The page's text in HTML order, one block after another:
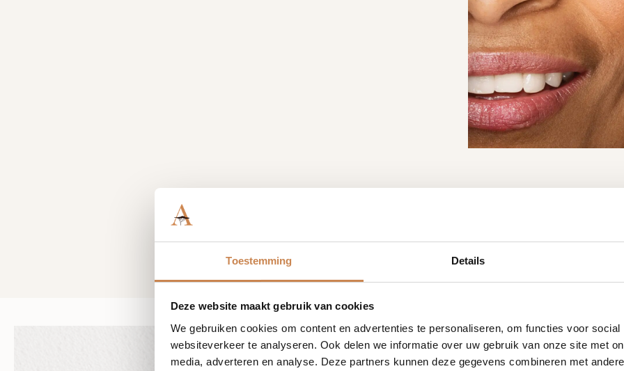
Toestemming Details
Deze website maakt gebruik van cookies
We gebruiken cookies om content en advertenties te personaliseren, om functies voor
websiteverkeer te analyseren. Ook delen we informatie over uw gebruik van onze site met
media, adverteren en analyse. Deze partners kunnen deze gegevens combineren met